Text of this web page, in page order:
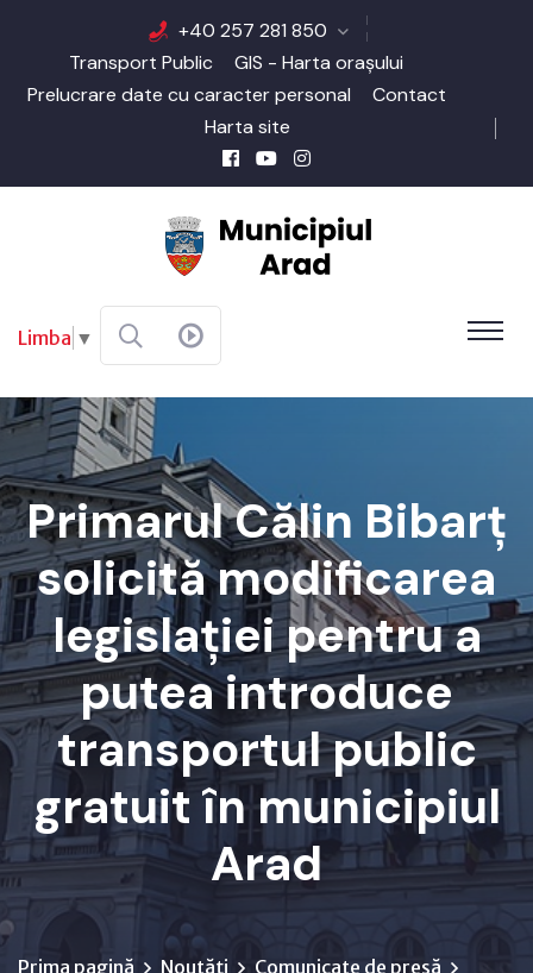
+40 257 281 850
Transport Public
GIS - Harta orașului
Prelucrare date cu caracter personal
Contact
Harta site
Limba ▼
Primarul Călin Bibarț
solicită modificarea
legislației pentru a
putea introduce
transportul public
gratuit în municipiul
Arad
Prima pagină Noutăți
Comunicate de presă